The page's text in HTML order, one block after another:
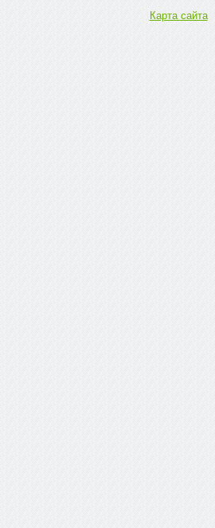
Карта сайта